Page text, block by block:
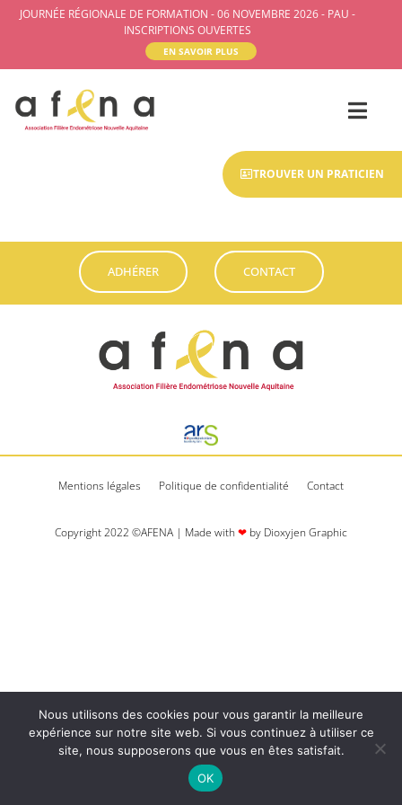
JOURNÉE RÉGIONALE DE FORMATION - 06 NOVEMBRE 2026 - PAU -
INSCRIPTIONS OUVERTES
EN SAVOIR PLUS
TROUVER UN PRATICIEN
ADHÉRER CONTACT
Mentions légales Politique de confidentialité Contact
Copyright 2022 ©AFENA | Made with ❤ by Dioxyjen Graphic​​
Nous utilisons des cookies pour vous garantir la meilleure
expérience sur notre site web. Si vous continuez à utiliser ce
site, nous supposerons que vous en êtes satisfait.
OK